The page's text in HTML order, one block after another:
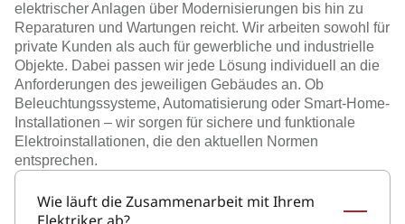
elektrischer Anlagen über Modernisierungen bis hin zu
Reparaturen und Wartungen reicht. Wir arbeiten sowohl für
private Kunden als auch für gewerbliche und industrielle
Objekte. Dabei passen wir jede Lösung individuell an die
Anforderungen des jeweiligen Gebäudes an. Ob
Beleuchtungssysteme, Automatisierung oder Smart-Home-
Installationen – wir sorgen für sichere und funktionale
Elektroinstallationen, die den aktuellen Normen
entsprechen.
Wie läuft die Zusammenarbeit mit Ihrem